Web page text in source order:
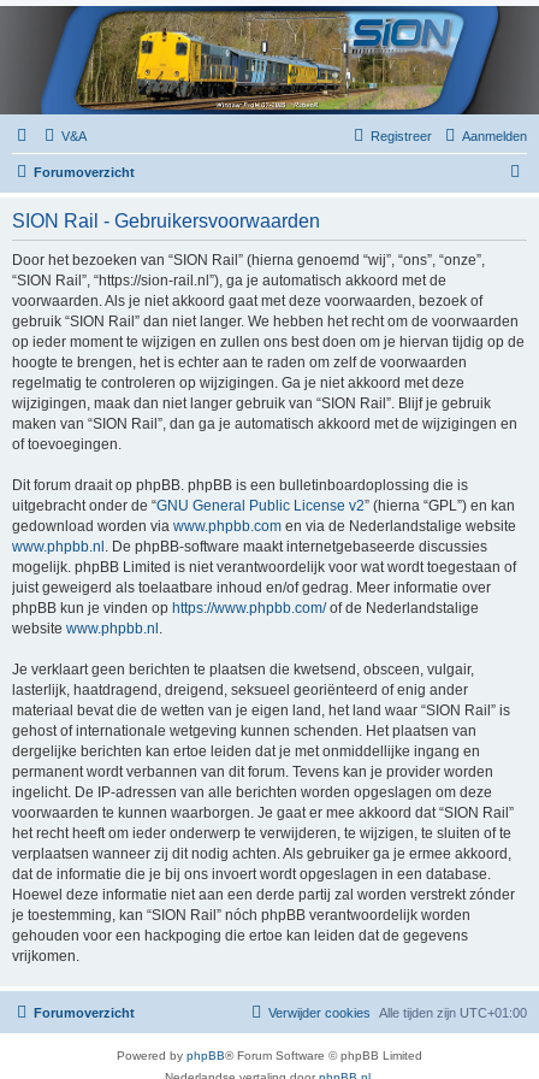
V&A Aanmelden
Registreer
Forumoverzicht
SION Rail - Gebruikersvoorwaarden
Door het bezoeken van “SION Rail” (hierna genoemd “wij”, “ons”, “onze”,
“SION Rail”, “https://sion-rail.nl”), ga je automatisch akkoord met de
voorwaarden. Als je niet akkoord gaat met deze voorwaarden, bezoek of
gebruik “SION Rail” dan niet langer. We hebben het recht om de voorwaarden
op ieder moment te wijzigen en zullen ons best doen om je hiervan tijdig op de
hoogte te brengen, het is echter aan te raden om zelf de voorwaarden
regelmatig te controleren op wijzigingen. Ga je niet akkoord met deze
wijzigingen, maak dan niet langer gebruik van “SION Rail”. Blijf je gebruik
maken van “SION Rail”, dan ga je automatisch akkoord met de wijzigingen en
of toevoegingen.
Dit forum draait op phpBB. phpBB is een bulletinboardoplossing die is
uitgebracht onder de “GNU General Public License v2” (hierna “GPL”) en kan
gedownload worden via www.phpbb.com en via de Nederlandstalige website
www.phpbb.nl . De phpBB-software maakt internetgebaseerde discussies
mogelijk. phpBB Limited is niet verantwoordelijk voor wat wordt toegestaan of
juist geweigerd als toelaatbare inhoud en/of gedrag. Meer informatie over
phpBB kun je vinden op https://www.phpbb.com/of de Nederlandstalige
website www.phpbb.nl
Je verklaart geen berichten te plaatsen die kwetsend, obsceen, vulgair,
lasterlijk, haatdragend, dreigend, seksueel georiënteerd of enig ander
materiaal bevat die de wetten van je eigen land, het land waar “SION Rail” is
gehost of internationale wetgeving kunnen schenden. Het plaatsen van
dergelijke berichten kan ertoe leiden dat je met onmiddellijke ingang en
permanent wordt verbannen van dit forum. Tevens kan je provider worden
ingelicht. De IP-adressen van alle berichten worden opgeslagen om deze
voorwaarden te kunnen waarborgen. Je gaat er mee akkoord dat “SION Rail”
het recht heeft om ieder onderwerp te verwijderen, te wijzigen, te sluiten of te
verplaatsen wanneer zij dit nodig achten. Als gebruiker ga je ermee akkoord,
dat de informatie die je bij ons invoert wordt opgeslagen in een database.
Hoewel deze informatie niet aan een derde partij zal worden verstrekt zónder
je toestemming, kan “SION Rail” nóch phpBB verantwoordelijk worden
gehouden voor een hackpoging die ertoe kan leiden dat de gegevens
vrijkomen.
Forumoverzicht Alle tijden zijn UTC+01:00
Verwijder cookies
Powered by phpBB® Forum Software © phpBB Limited